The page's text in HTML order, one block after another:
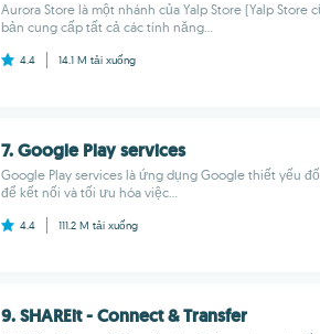
Aurora Store là một nhánh của Yalp Store (Yalp
bản cung cấp tất cả các tính năng...
4.4 14.1 M tải xuống
7. Google Play services
Google Play services là ứng dụng Google thiết yếu
để kết nối và tối ưu hóa việc...
4.4 111.2 M tải xuống
9. SHAREit - Connect & Transfer